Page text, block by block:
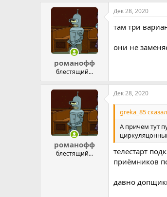
романофф
блестящий...
Дек 28, 2020
там три
они не
романофф
блестящий...
Дек 28, 2020
greka_85
А причем тут
телестарт
приёмников
давно